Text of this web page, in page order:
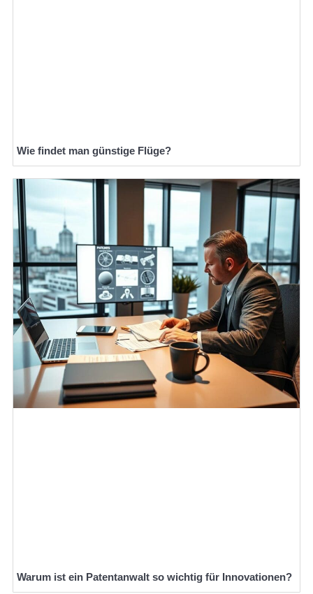
Wie findet man günstige Flüge?
Warum ist ein Patentanwalt so wichtig für Innovationen?